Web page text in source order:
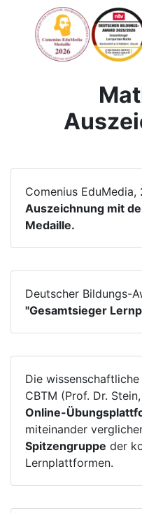
Comenius EduMedia,
Auszeichnung mit
Medaille.
Deutscher Bildungs-
"Gesamtsieger
Die
CBTM (Prof. Dr.
Online-
miteinander
Spitzengruppe der
Lernplattformen.